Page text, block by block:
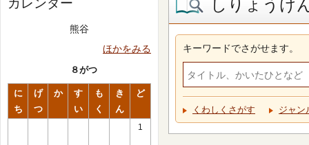
カレンダー
熊谷
ほかをみる
８がつ
に
ち
げ
つ
か
す
い
も
く
き
ん
ど
1
しりょうけ
キーワードでさがせます。
くわしくさがす ジャン